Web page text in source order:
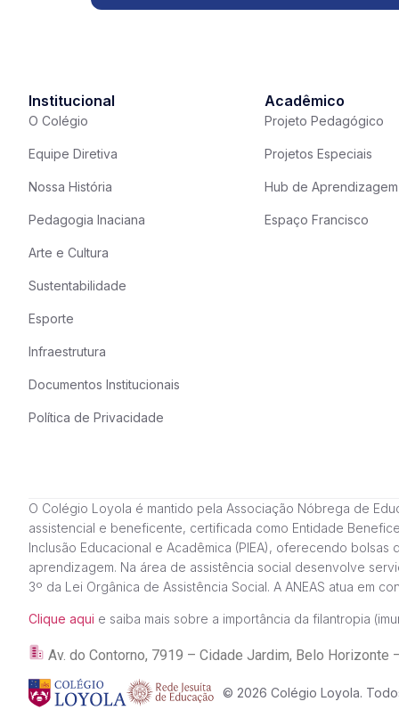
Institucional
O Colégio
Equipe Diretiva
Nossa História
Pedagogia Inaciana
Arte e Cultura
Sustentabilidade
Esporte
Infraestrutura
Documentos Institucionais
Política de Privacidade
Acadêmico
Projeto Pedagógico
Projetos Especiais
Hub de Aprendizagem
Espaço Francisco
O Colégio Loyola é mantido pela Associação Nóbrega de
assistencial e beneficente, certificada como Entidade
Inclusão Educacional e Acadêmica (PIEA), oferecendo
aprendizagem. Na área de assistência social desenvolve
3º da Lei Orgânica de Assistência Social. A ANEAS atua em
Clique aqui e saiba mais sobre a importância da filantropia
Av. do Contorno, 7919 – Cidade Jardim, Belo
© 2026 Colégio Loyola.